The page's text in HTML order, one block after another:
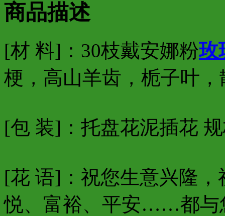
商品描述
[材 料]：30枝戴安娜粉玫
梗，高山羊齿，栀子叶
[包 装]：托盘花泥插花
[花 语]：祝您生意兴隆
悦、富裕、平安……都与